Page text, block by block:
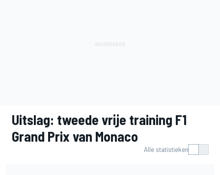
Uitslag: tweede vrije training F1
Grand Prix van Monaco
Alle statistieken